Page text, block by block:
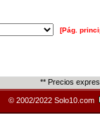
[Pág.
** Precios
© 2002/2022 Solo10.com